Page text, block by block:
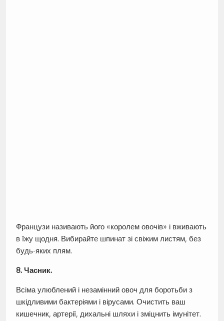
Французи називають його «королем овочів» і вживають
в їжу щодня. Вибирайте шпинат зі свіжим листям, без
будь-яких плям.
8. Часник.
Всіма улюблений і незамінний овоч для боротьби з
шкідливими бактеріями і вірусами. Очистить ваш
кишечник, артерії, дихальні шляхи і зміцнить імунітет.